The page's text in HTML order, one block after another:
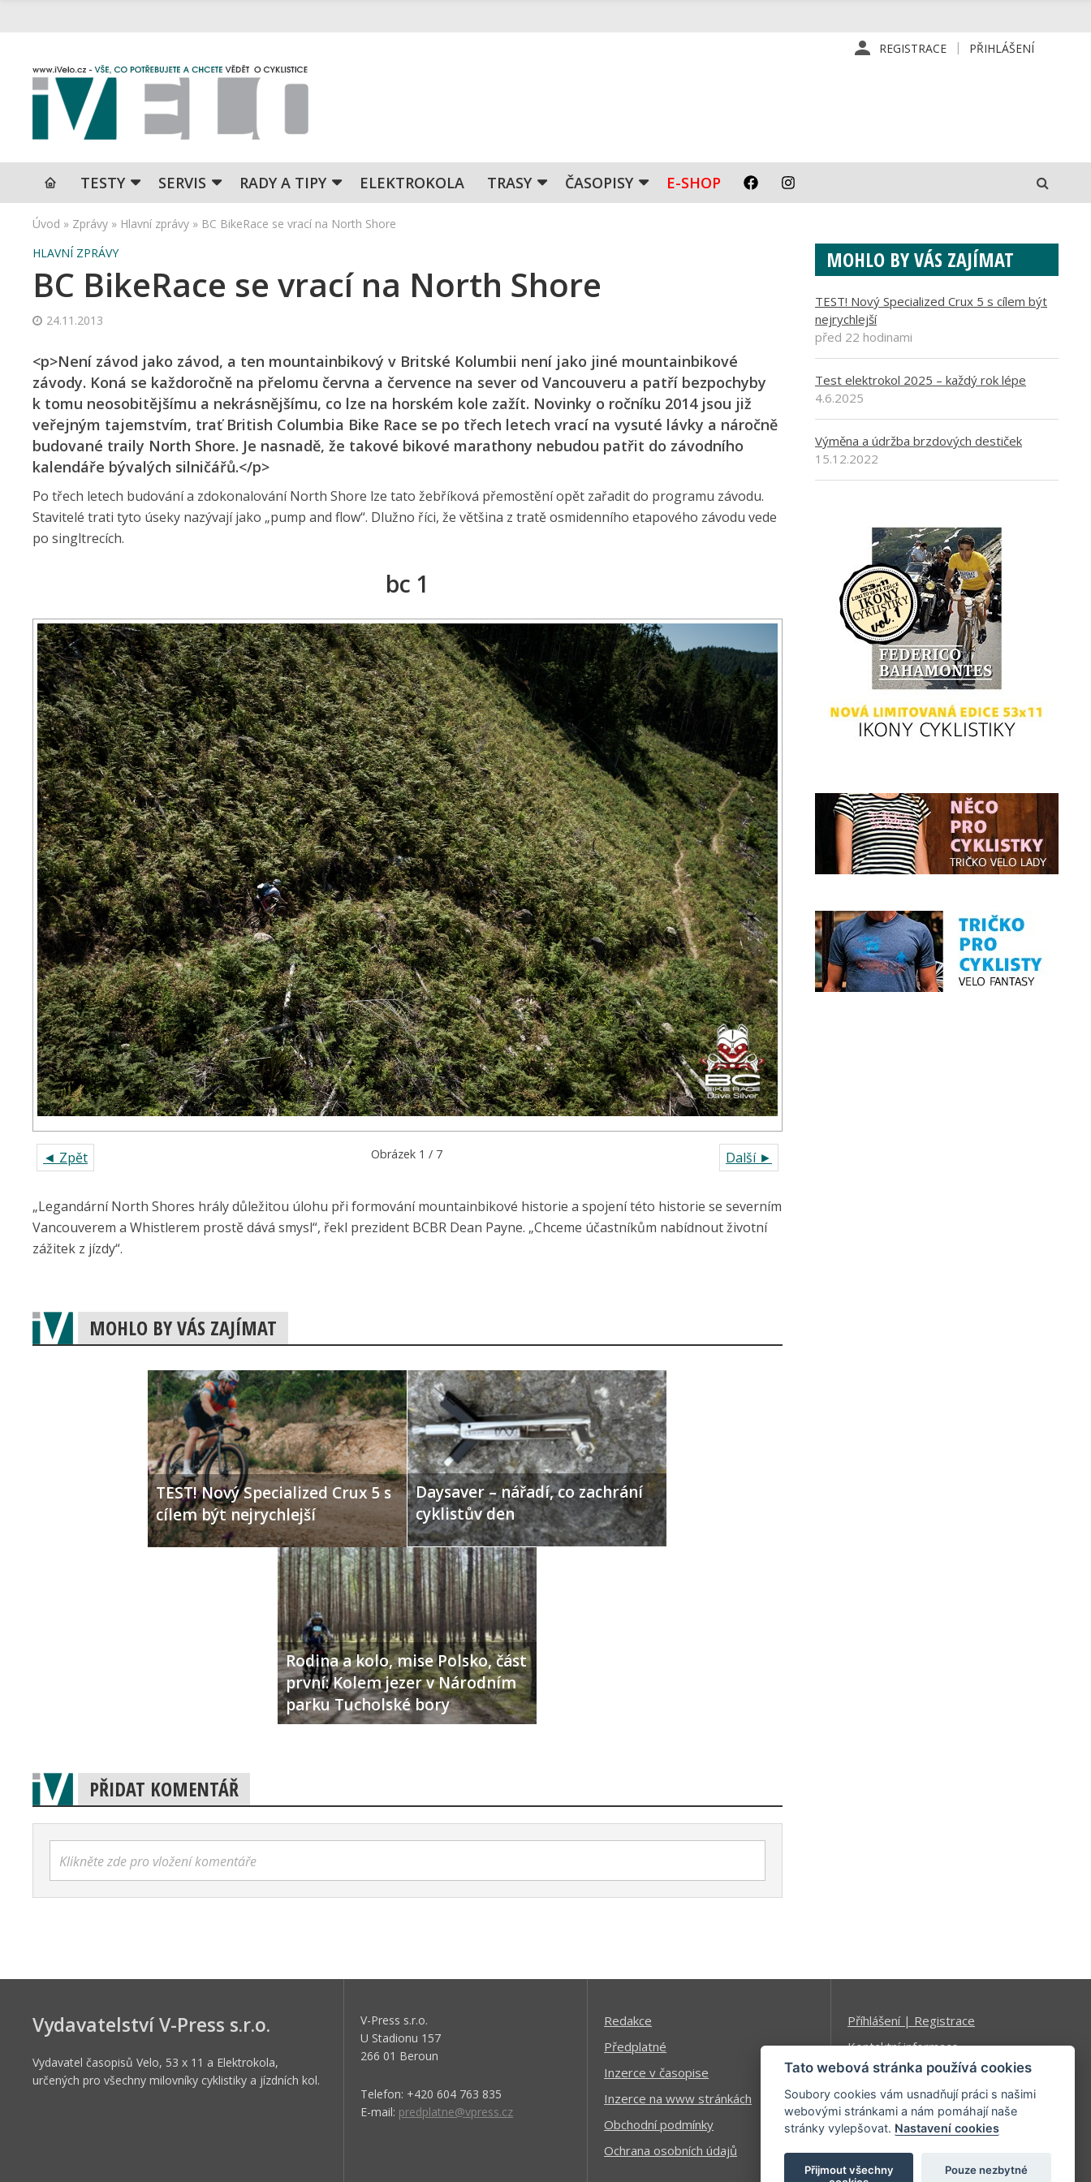
REGISTRACE PŘIHLÁŠENÍ
TESTY SERVIS RADY A TIPY ELEKTROKOLA TRASY ČASOPISY E-SHOP
Úvod » Zprávy » Hlavní zprávy » BC BikeRace se vrací na North Shore
HLAVNÍ ZPRÁVY
BC BikeRace se vrací na North Shore
24.11.2013
<p>Není závod jako závod, a ten mountainbikový v Britské Kolumbii není jako jiné mountainbikové
závody. Koná se každoročně na přelomu června a července na sever od Vancouveru a patří bezpochyby
k tomu neosobitějšímu a nekrásnějšímu, co lze na horském kole zažít. Novinky o ročníku 2014 jsou již
veřejným tajemstvím, trať British Columbia Bike Race se po třech letech vrací na vysuté lávky a náročně
budované traily North Shore. Je nasnadě, že takové bikové marathony nebudou patřit do závodního
kalendáře bývalých silničářů.</p>
Po třech letech budování a zdokonalování North Shore lze tato žebříková přemostění opět zařadit do programu závodu.
Stavitelé trati tyto úseky nazývají jako „pump and flow“. Dlužno říci, že většina z tratě osmidenního etapového závodu vede
po singltrecích.
bc 1
◄ Zpět Další ►
Obrázek 1 / 7
„Legandární North Shores hrály důležitou úlohu při formování mountainbikové historie a spojení této historie se severním
Vancouverem a Whistlerem prostě dává smysl“, řekl prezident BCBR Dean Payne. „Chceme účastníkům nabídnout životní
zážitek z jízdy“.
MOHLO BY VÁS ZAJÍMAT
TEST! Nový Specialized Crux 5 s
cílem být nejrychlejší
Daysaver – nářadí, co zachrání
cyklistův den
Rodina a kolo, mise Polsko, část
první: Kolem jezer v Národním
parku Tucholské bory
PŘIDAT KOMENTÁŘ
Klikněte zde pro vložení komentáře
MOHLO BY VÁS ZAJÍMAT
TEST! Nový Specialized Crux 5 s cílem být
nejrychlejší
před 22 hodinami
Test elektrokol 2025 – každý rok lépe
4.6.2025
Výměna a údržba brzdových destiček
15.12.2022
Vydavatelství V-Press s.r.o.
Vydavatel časopisů Velo, 53 x 11 a Elektrokola,
určených pro všechny milovníky cyklistiky a jízdních kol.
V-Press s.r.o.
U Stadionu 157
266 01 Beroun
Telefon: +420 604 763 835
E-mail: predplatne@vpress.cz
Redakce
Předplatné
Inzerce v časopise
Inzerce na www stránkách
Obchodní podmínky
Ochrana osobních údajů
Příhlášení | Registrace
Kontaktní informace
Mapa stránek
Tato webová stránka používá cookies
Soubory cookies vám usnadňují práci s našimi
webovými stránkami a nám pomáhají naše
stránky vylepšovat. Nastavení cookies
Přijmout všechny
Pouze nezbytné